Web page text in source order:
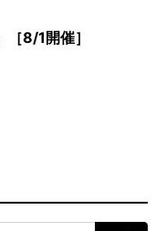
8/1開催］